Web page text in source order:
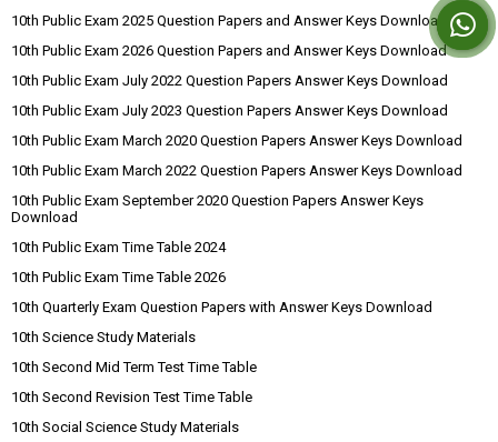
10th Public Exam 2025 Question Papers and Answer Keys Download
10th Public Exam 2026 Question Papers and Answer Keys Download
10th Public Exam July 2022 Question Papers Answer Keys Download
10th Public Exam July 2023 Question Papers Answer Keys Download
10th Public Exam March 2020 Question Papers Answer Keys Download
10th Public Exam March 2022 Question Papers Answer Keys Download
10th Public Exam September 2020 Question Papers Answer Keys
Download
10th Public Exam Time Table 2024
10th Public Exam Time Table 2026
10th Quarterly Exam Question Papers with Answer Keys Download
10th Science Study Materials
10th Second Mid Term Test Time Table
10th Second Revision Test Time Table
10th Social Science Study Materials